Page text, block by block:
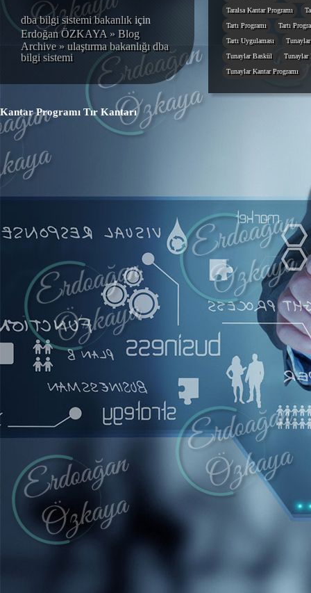
dba bilgi sistemi bakanlıkiçin
Erdoğan ÖZKAYA » Blog
Archive » ulaştırma bakanlığı dba
bilgi sistemi
Taralsa Kantar Programı
Tartı Programı
Tartı
Tartı Uygulaması
Tunaylar
Tunaylar Baskül
Tunaylar
Tunaylar Kantar Programı
Kantar Programı Tır Kantarı